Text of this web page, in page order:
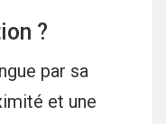
?
par sa
et une